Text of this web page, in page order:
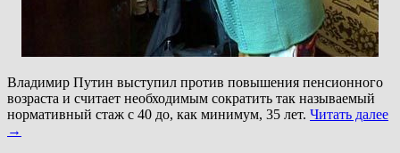
Владимир Путин выступил против повышения пенсионного
возраста и считает необходимым сократить так называемый
нормативный стаж с 40 до, как минимум, 35 лет. Читать далее
→